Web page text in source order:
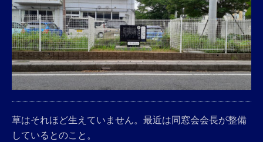
草はそれほど生えていません。最近は同窓会会長が整備
しているとのこと。